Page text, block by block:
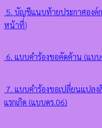
5. บัญชีแนบท้ายประกาศองค์
หน้าที่)
6. แบบคำร้องขอคัดค้าน (แบบ
7. แบบคำร้องขอเปลี่ยนแปลง
แรกเกิด (แบบดร.06)